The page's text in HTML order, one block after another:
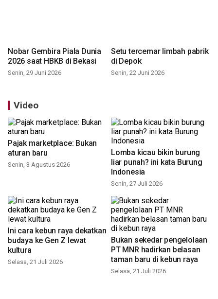
Nobar Gembira Piala Dunia
2026 saat HBKB di Bekasi
Senin, 29 Juni 2026
Setu tercemar limbah pabrik
di Depok
Senin, 22 Juni 2026
Video
Pajak marketplace: Bukan
aturan baru
Senin, 3 Agustus 2026
Lomba kicau bikin burung
liar punah? ini kata Burung
Indonesia
Senin, 27 Juli 2026
Ini cara kebun raya dekatkan
budaya ke Gen Z lewat
kultura
Selasa, 21 Juli 2026
Bukan sekedar pengelolaan
PT MNR hadirkan belasan
taman baru di kebun raya
Selasa, 21 Juli 2026